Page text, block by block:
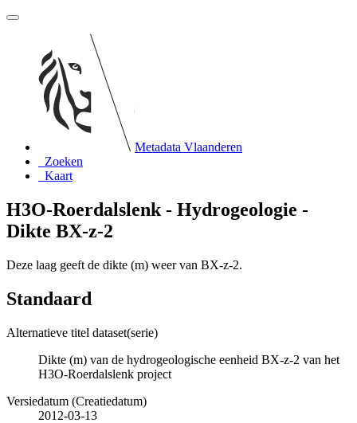
Metadata Vlaanderen
Zoeken
Kaart
H3O-Roerdalslenk - Hydrogeologie -
Dikte BX-z-2
Deze laag geeft de dikte (m) weer van BX-z-2.
Standaard
Alternatieve titel dataset(serie)
Dikte (m) van de hydrogeologische eenheid BX-z-2 van het
H3O-Roerdalslenk project
Versiedatum (Creatiedatum)
2012-03-13